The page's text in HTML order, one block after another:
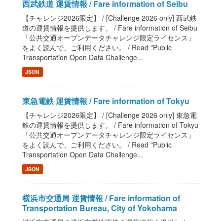
西武鉄道 運賃情報 / Fare information of Seibu
【チャレンジ2026限定】 / [Challenge 2026 only] 西武鉄
道の運賃情報を提供します。 / Fare information of Seibu
「公共交通オープンデータチャレンジ限定ライセンス」
をよく読んで、ご利用ください。 / Read "Public
Transportation Open Data Challenge...
JSON
東急電鉄 運賃情報 / Fare information of Tokyu
【チャレンジ2026限定】 / [Challenge 2026 only] 東急電
鉄の運賃情報を提供します。 / Fare information of Tokyu
「公共交通オープンデータチャレンジ限定ライセンス」
をよく読んで、ご利用ください。 / Read "Public
Transportation Open Data Challenge...
JSON
横浜市交通局 運賃情報 / Fare information of
Transportation Bureau, City of Yokohama